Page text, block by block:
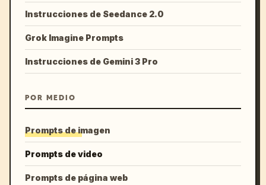
Instrucciones de Seedance 2.0
Grok Imagine Prompts
Instrucciones de Gemini 3 Pro
POR MEDIO
Prompts de imagen
Prompts de video
Prompts de página web